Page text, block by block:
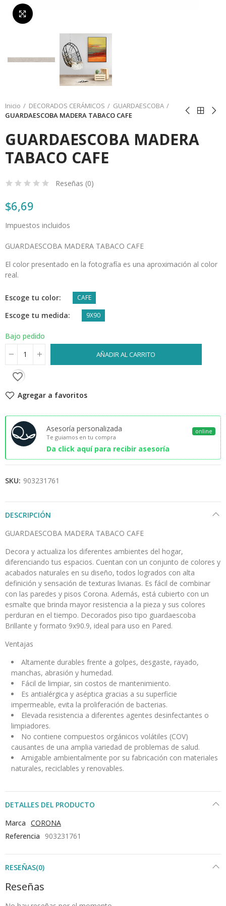
Inicio DECORADOS CERÁMICOS
GUARDAESCOBA
GUARDAESCOBA MADERA TABACO CAFE
GUARDAESCOBA MADERA
TABACO CAFE
Reseñas (0)
$6,69
Impuestos incluidos
GUARDAESCOBA MADERA TABACO CAFE
El color presentado en la fotografía es una aproximación al color
real.
Escoge tu color CAFE
Escoge tu medida 9X90
Bajo pedido
AÑADIR AL CARRITO
favorite_border
Agregar a favoritos
Asesoría personalizada
Te guiamos en tu compra
Da click aquí para recibir asesoría
online
SKU: 903231761
DESCRIPCIÓN
GUARDAESCOBA MADERA TABACO CAFE
Decora y actualiza los diferentes ambientes del hogar,
diferenciando tus espacios. Cuentan con un conjunto de colores y
acabados naturales en su diseño, todos logrados con alta
definición y sensación de texturas livianas. Es fácil de combinar
con las paredes y pisos Corona. Además, está cubierto con un
esmalte que brinda mayor resistencia a la pieza y sus colores
perduran en el tiempo. Decorados piso tipo guardaescoba
Brillante y formato 9x90.9, ideal para uso en Pared.
Ventajas
Altamente durables frente a golpes, desgaste, rayado,
manchas, abrasión y humedad.
Fácil de limpiar, sin costos de mantenimiento.
Es antialérgica y aséptica gracias a su superficie
impermeable, evita la proliferación de bacterias.
Elevada resistencia a diferentes agentes desinfectantes o
limpiadores.
No contiene compuestos orgánicos volátiles (COV)
causantes de una amplia variedad de problemas de salud.
Amigable ambientalmente por su fabricación con materiales
naturales, reciclables y renovables.
DETALLES DEL PRODUCTO
Marca CORONA
Referencia
903231761
RESEÑAS(0)
Reseñas